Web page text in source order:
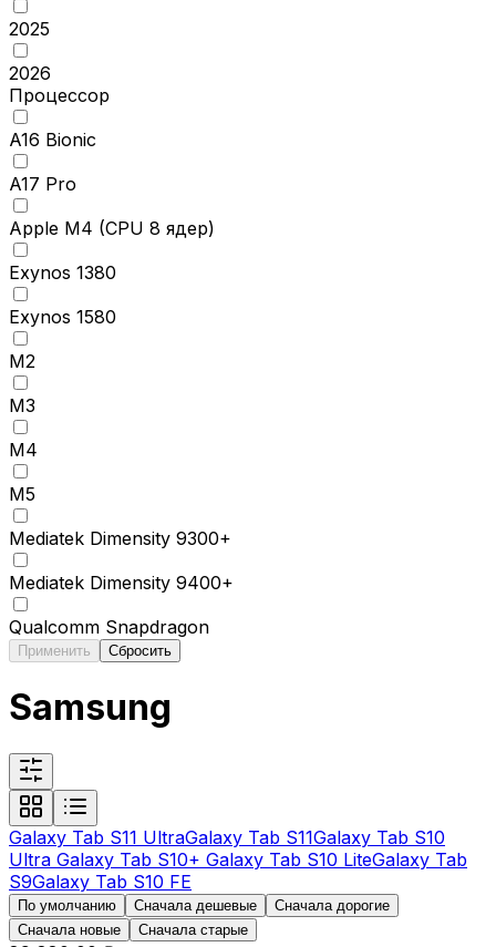
2025
2026
Процессор
A16 Bionic
A17 Pro
Apple M4 (CPU 8 ядер)
Exynos 1380
Exynos 1580
M2
M3
M4
M5
Mediatek Dimensity 9300+
Mediatek Dimensity 9400+
Qualcomm Snapdragon
Применить Сбросить
Samsung
Galaxy Tab S11 UltraGalaxy Tab S11Galaxy Tab S10
Ultra Galaxy Tab S10+ Galaxy Tab S10 LiteGalaxy Tab
S9Galaxy Tab S10 FE
По умолчанию Сначала дешевые
Сначала дорогие
Сначала новые
Сначала старые